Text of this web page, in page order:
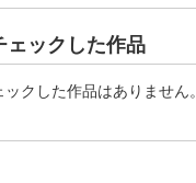
ェックした作品
ックした作品はありません